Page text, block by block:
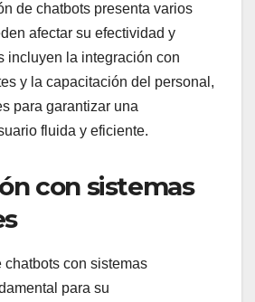
de chatbots presenta varios
afectar su efectividad y
incluyen la integración con
y la capacitación del personal,
para garantizar una
fluida y eficiente.
con sistemas
chatbots con sistemas
para su